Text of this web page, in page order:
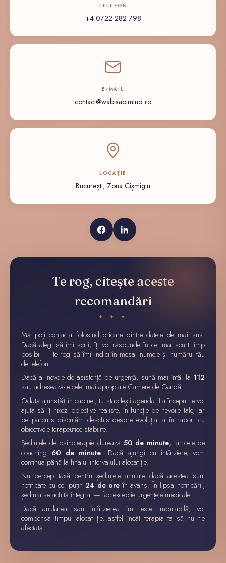
TELEFON
+4.0722.282.798
E-MAIL
contact@wabisabimind.ro
LOCAȚIE
București, Zona Cișmigiu
Te rog, citește aceste
recomandări
✦ ✦ ✦
Mă poți contacta folosind oricare dintre datele de mai sus.
Dacă alegi să îmi scrii, îți voi răspunde în cel mai scurt timp
posibil — te rog să îmi indici în mesaj numele și numărul tău
de telefon.
Dacă ai nevoie de asistență de urgență, sună mai întâi la 112
sau adresează-te celei mai apropiate Camere de Gardă.
Odată ajuns(ă) în cabinet, tu stabilești agenda. La început te voi
ajuta să îți fixezi obiective realiste, în funcție de nevoile tale, iar
pe parcurs discutăm deschis despre evoluția ta în raport cu
obiectivele terapeutice stabilite.
Ședințele de psihoterapie durează 50 de minute, iar cele de
coaching 60 de minute. Dacă ajungi cu întârziere, vom
continua până la finalul intervalului alocat ție.
Nu percep taxă pentru ședințele anulate dacă acestea sunt
notificate cu cel puțin24 de ore în avans. În lipsa notificării,
ședința se achită integral — fac excepție urgențele medicale.
Dacă anularea sau întârzierea îmi este imputabilă, voi
compensa timpul alocat ție, astfel încât terapia ta să nu fie
afectată.